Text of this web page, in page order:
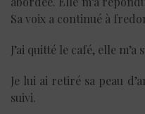
Sa voix a continué à
J’ai quitté le café, elle m’a
Je lui ai retiré sa peau
suivi.